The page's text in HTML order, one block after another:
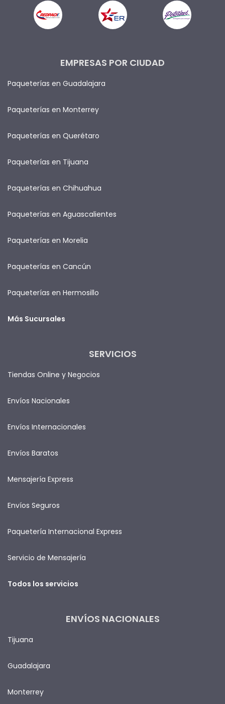
EMPRESAS POR CIUDAD
Paqueterías en Guadalajara
Paqueterías en Monterrey
Paqueterías en Querétaro
Paqueterías en Tijuana
Paqueterías en Chihuahua
Paqueterías en Aguascalientes
Paqueterías en Morelia
Paqueterías en Cancún
Paqueterías en Hermosillo
Más Sucursales
SERVICIOS
Tiendas Online y Negocios
Envíos Nacionales
Envíos Internacionales
Envíos Baratos
Mensajería Express
Envíos Seguros
Paquetería Internacional Express
Servicio de Mensajería
Todos los servicios
ENVÍOS NACIONALES
Tijuana
Guadalajara
Monterrey